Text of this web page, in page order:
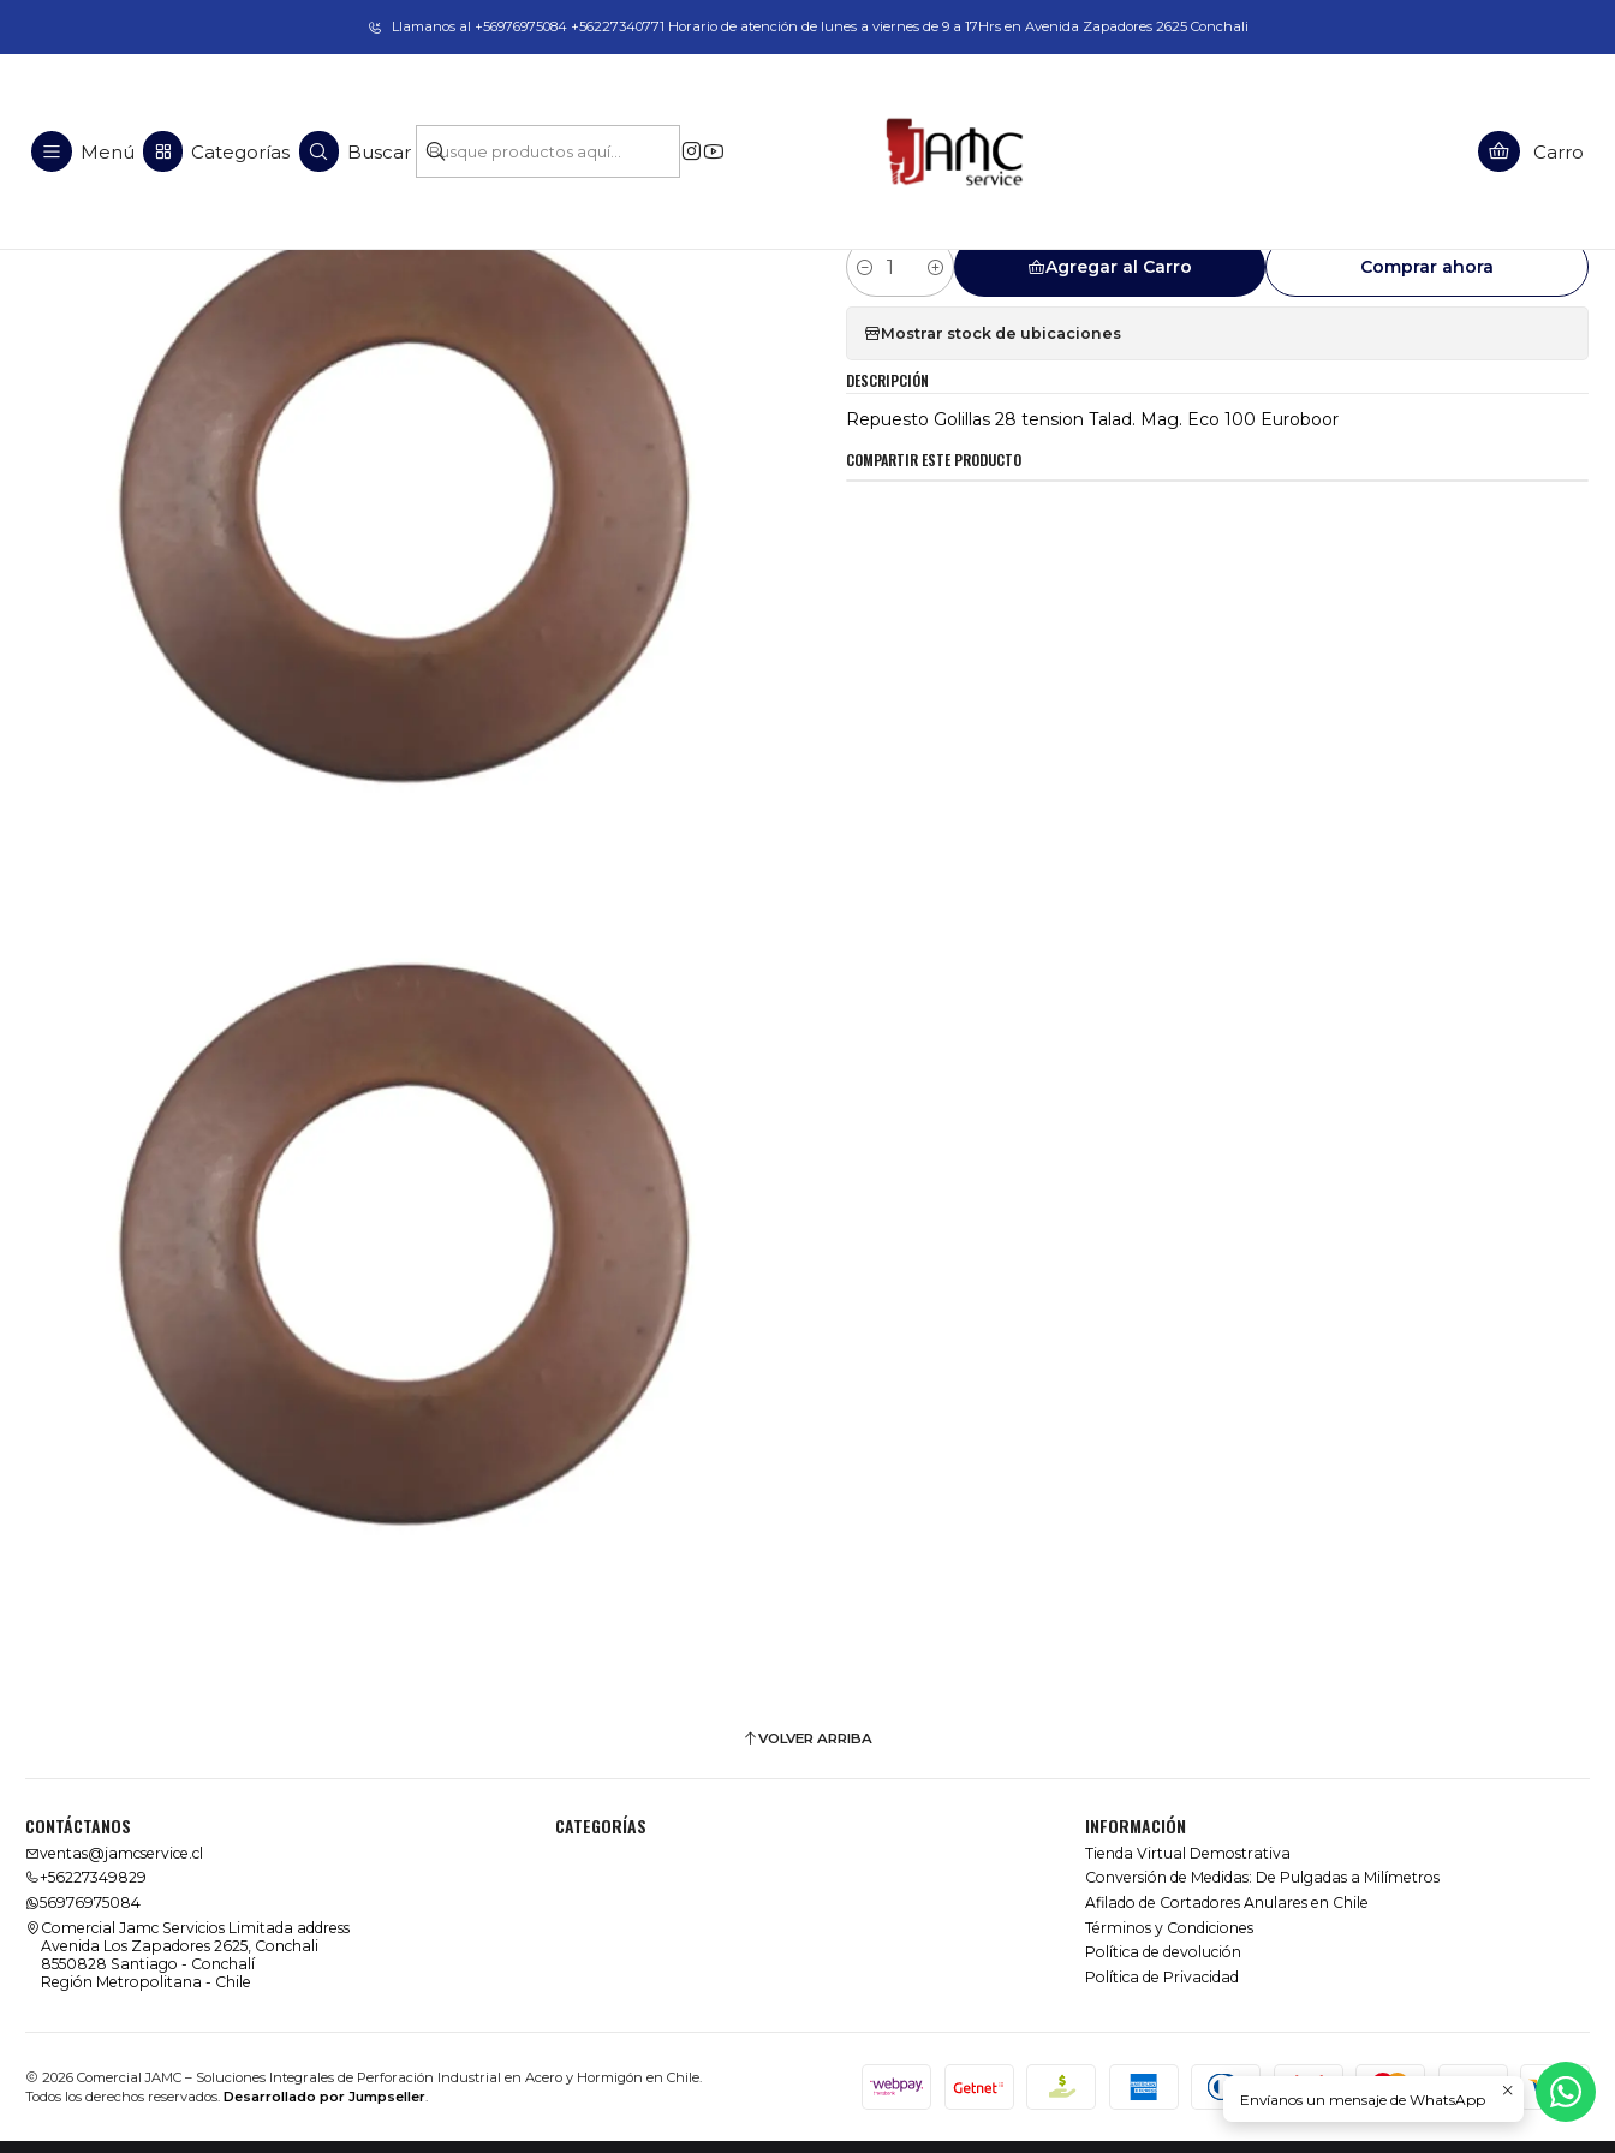
Taladros Magnéticos en Chile | Venta, Arriendo y Servicio Técnico
Menú Categorías Buscar Carro
Llamanos al +56976975084 +56227340771 Horario de atención de lunes a viernes de 9 a 17Hrs en Avenida Zapadores 2625 Conchali
Repuesto Golillas 28 tension Talad. Mag. Eco 100
Cantidad
Agregar al Carro Comprar ahora
Mostrar stock de ubicaciones
DESCRIPCIÓN
Repuesto Golillas 28 tension Talad. Mag. Eco 100 Euroboor
COMPARTIR ESTE PRODUCTO
VOLVER ARRIBA
CONTÁCTANOS
ventas@jamcservice.cl
+56227349829
56976975084
Comercial Jamc Servicios Limitada address
Avenida Los Zapadores 2625, Conchali
8550828 Santiago - Conchalí
Región Metropolitana - Chile
CATEGORÍAS INFORMACIÓN
Tienda Virtual Demostrativa
Conversión de Medidas: De Pulgadas a Milímetros
Afilado de Cortadores Anulares en Chile
Términos y Condiciones
Política de devolución
Política de Privacidad
2026 Comercial JAMC – Soluciones Integrales de Perforación Industrial en Acero y Hormigón en Chile.
Todos los derechos reservados. Desarrollado por Jumpseller. Envíanos un mensaje de WhatsApp